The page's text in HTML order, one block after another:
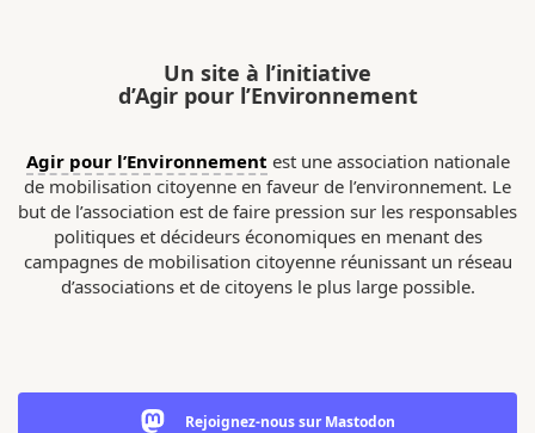
Un site à l’initiative
d’Agir pour l’Environnement
Agir pour l’Environnement est une association nationale
de mobilisation citoyenne en faveur de l’environnement. Le
but de l’association est de faire pression sur les responsables
politiques et décideurs économiques en menant des
campagnes de mobilisation citoyenne réunissant un réseau
d’associations et de citoyens le plus large possible.
Rejoignez-nous sur Mastodon